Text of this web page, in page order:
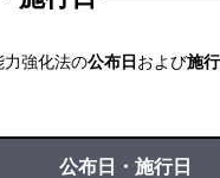
力強化法の公布日および施
公布日・施行日